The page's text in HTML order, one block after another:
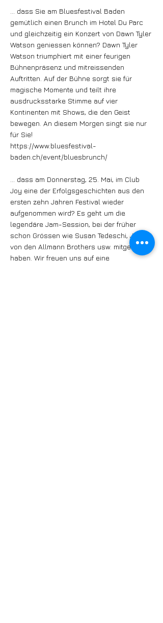
… dass Sie am Bluesfestival Baden
gemütlich einen Brunch im Hotel Du Parc
und gleichzeitig ein Konzert von Dawn Tyler
Watson geniessen können? Dawn Tyler
Watson triumphiert mit einer feurigen
Bühnenpräsenz und mitreissenden
Auftritten. Auf der Bühne sorgt sie für
magische Momente und teilt ihre
ausdrucksstarke Stimme auf vier
Kontinenten mit Shows, die den Geist
bewegen. An diesem Morgen singt sie nur
für Sie!
https://www.bluesfestival-
baden.ch/event/bluesbrunch/
… dass am Donnerstag, 25. Mai, im Club
Joy eine der Erfolgsgeschichten aus den
ersten zehn Jahren Festival wieder
aufgenommen wird? Es geht um die
legendäre Jam-Session, bei der früher
schon Grössen wie Susan Tedeschi, Jaimoe
von den Allmann Brothers usw. mitgemacht
haben. Wir freuen uns auf eine